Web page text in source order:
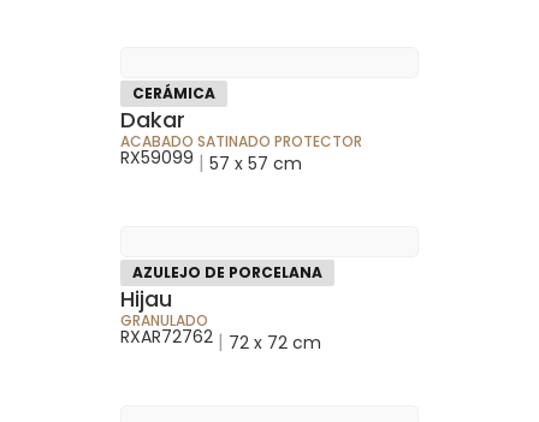
CERÁMICA
Dakar
ACABADO SATINADO PROTECTOR
RX59099 | 57 x 57 cm
AZULEJO DE PORCELANA
Hijau
GRANULADO
RXAR72762 | 72 x 72 cm